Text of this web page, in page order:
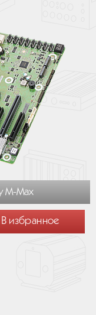
М-Мах
В избранное